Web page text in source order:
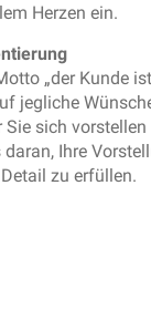
Herzen ein.
„der Kunde
jegliche
Sie sich
daran, Ihre
zu erfüllen.